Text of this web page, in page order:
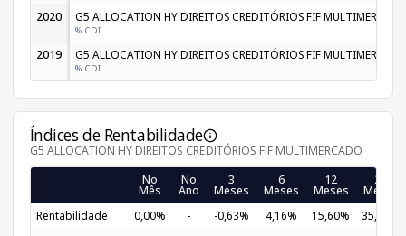
2020 G5 ALLOCATION HY DIREITOS CREDITÓRIOS FIF
% CDI
2019 G5 ALLOCATION HY DIREITOS CREDITÓRIOS FIF
% CDI
Índices de Rentabilidade
G5 ALLOCATION HY DIREITOS CREDITÓRIOS FIF MULTIMERCADO
No
Mês
No
Ano
3
Meses
6
Meses
12
Meses
24
Meses
Rentabilidade 0,00% - -0,63% 4,16% 15,60%
35,17%